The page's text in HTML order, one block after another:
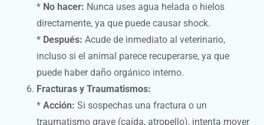
* No hacer: Nunca uses agua helada o hielos
directamente, ya que puede causar shock.
* Después: Acude de inmediato al veterinario,
incluso si el animal parece recuperarse, ya que
puede haber daño orgánico interno.
Fracturas y Traumatismos:
*Acción: Si sospechas una fractura o un
traumatismo grave (caída, atropello), intenta mover